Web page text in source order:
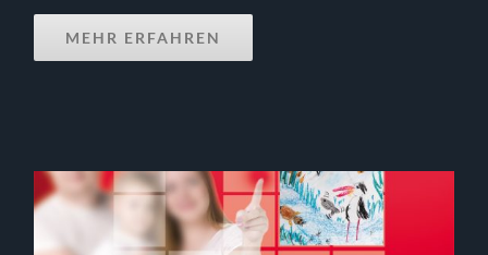
MEHR ERFAHREN